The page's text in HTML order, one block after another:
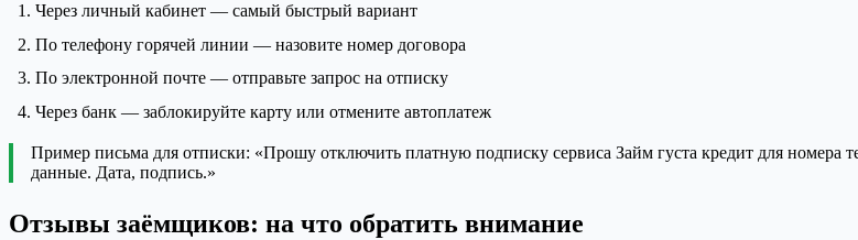
Через личный кабинет — самый быстрый вариант
По телефону горячей линии — назовите номер договора
По электронной почте — отправьте запрос на отписку
Через банк — заблокируйте карту или отмените автоплатеж
Пример письма для отписки: «Прошу отключить платную подписку сервиса Займ густа кредит для номера
данные. Дата, подпись.»
Отзывы заёмщиков: на что обратить внимание